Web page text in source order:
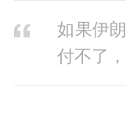
如果伊
付不了